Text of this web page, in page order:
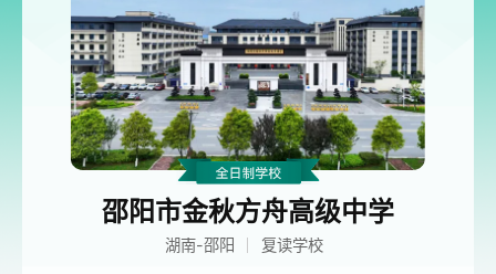
邵阳市金秋方舟高级中学
湖南-邵阳 复读学校